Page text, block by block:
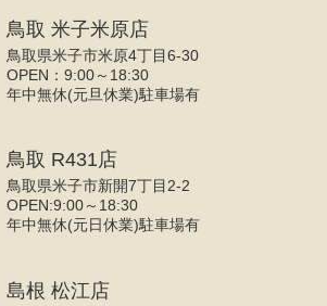
鳥取 米子米原店
鳥取県米子市米原4丁目6-30
OPEN：9:00～18:30
年中無休(元旦休業)駐車場有
鳥取 R431店
鳥取県米子市新開7丁目2-2
OPEN:9:00～18:30
年中無休(元日休業)駐車場有
島根 松江店